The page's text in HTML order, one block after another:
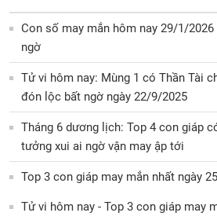
Con số may mắn hôm nay 29/1/
ngờ
Tử vi hôm nay: Mùng 1 có Thần Tài
đón lộc bất ngờ ngày 22/9/2025
Tháng 6 dương lịch: Top 4 con giáp
tưởng xui ai ngờ vận may ập tới
Top 3 con giáp may mắn nhất ngày
Tử vi hôm nay - Top 3 con giáp may